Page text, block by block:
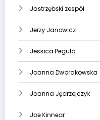
Jastrzębski zespół
Jerzy Janowicz
Jessica Pegula
Joanna Dworakowska
Joanna Jędrzejczyk
Joe Kinnear